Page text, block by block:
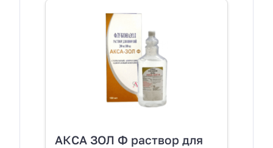
АКСА ЗОЛ Ф раствор для